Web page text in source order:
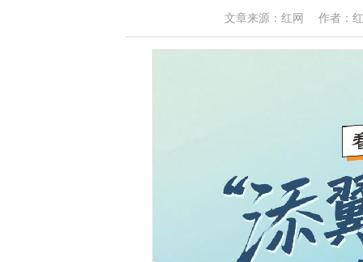
文章来源：红网 作者：